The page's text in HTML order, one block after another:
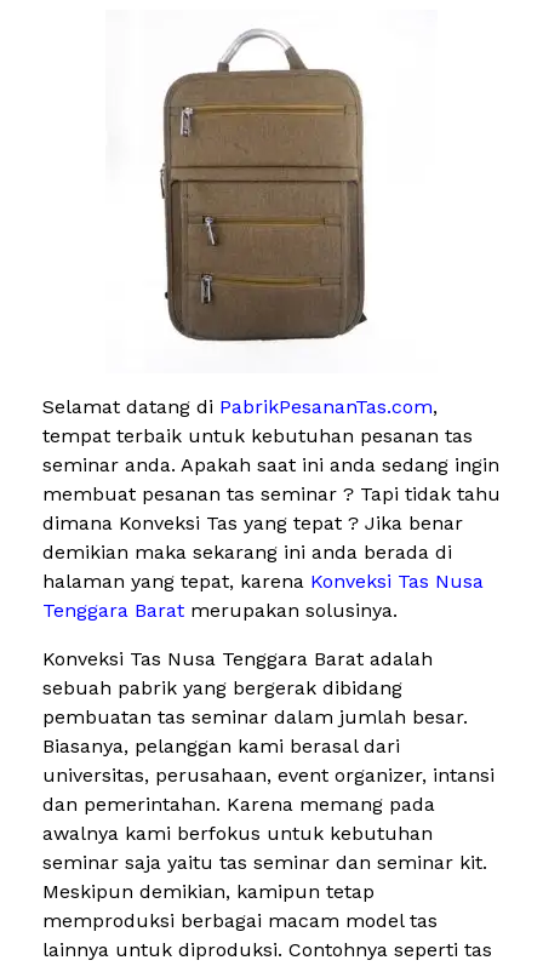
Selamat datang di PabrikPesananTas.com,
tempat terbaik untuk kebutuhan pesanan tas
seminar anda. Apakah saat ini anda sedang ingin
membuat pesanan tas seminar ? Tapi tidak tahu
dimana Konveksi Tas yang tepat ? Jika benar
demikian maka sekarang ini anda berada di
halaman yang tepat, karena Konveksi Tas Nusa
Tenggara Barat merupakan solusinya.
Konveksi Tas Nusa Tenggara Barat adalah
sebuah pabrik yang bergerak dibidang
pembuatan tas seminar dalam jumlah besar.
Biasanya, pelanggan kami berasal dari
universitas, perusahaan, event organizer, intansi
dan pemerintahan. Karena memang pada
awalnya kami berfokus untuk kebutuhan
seminar saja yaitu tas seminar dan seminar kit.
Meskipun demikian, kamipun tetap
memproduksi berbagai macam model tas
lainnya untuk diproduksi. Contohnya seperti tas